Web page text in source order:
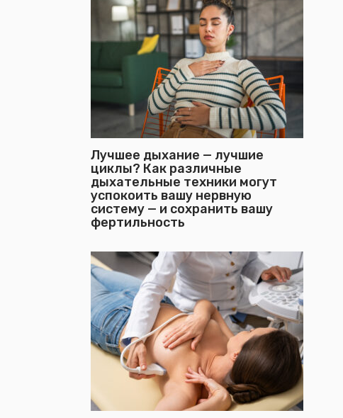
Лучшее дыхание — лучшие
циклы? Как различные
дыхательные техники могут
успокоить вашу нервную
систему — и сохранить вашу
фертильность